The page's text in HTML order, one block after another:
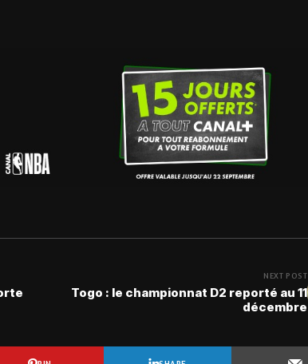
NEXT POST
Togo : le championnat D2 reporté au 11
décembre